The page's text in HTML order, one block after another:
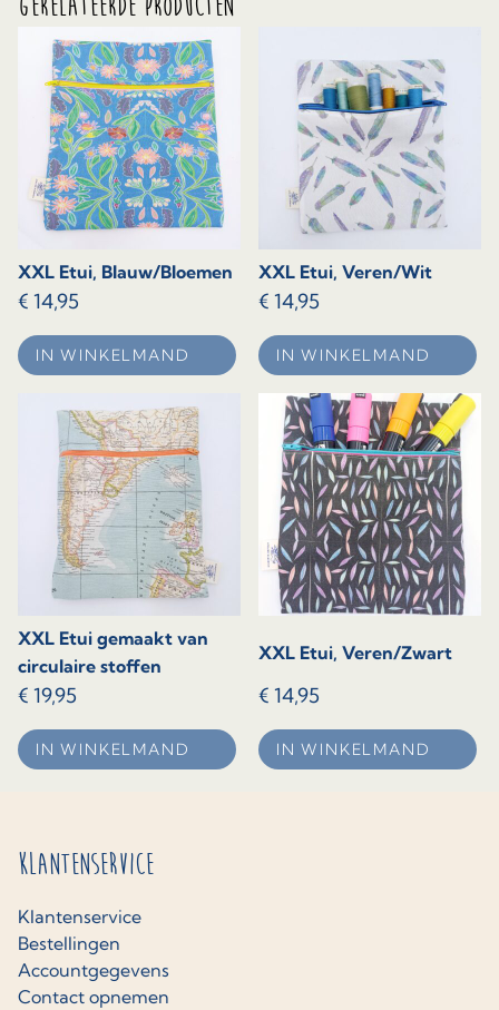
XXL Etui, Blauw/Bloemen
€ 14,95
IN WINKELMAND
XXL Etui, Veren/Wit
€ 14,95
IN WINKELMAND
XXL Etui gemaakt van
circulaire stoffen
€ 19,95
IN WINKELMAND
XXL Etui, Veren/Zwart
€ 14,95
IN WINKELMAND
Klantenservice
Klantenservice
Bestellingen
Accountgegevens
Contact opnemen